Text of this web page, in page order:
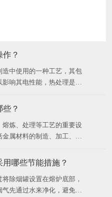
？
中使用的一种工艺，其包
响其电性能，热处理是针
薄膜转换成晶片衬底界
或将掺杂剂从一个薄膜转
进入晶
？
炼、处理等工艺的重要设
属材料的制造、加工、热
炉精细加热炉是一种可以
具件、机器零件、航空航
哪些节能措施？
除烟罐设置在熔炉底部，
先通过水来净化，避免有